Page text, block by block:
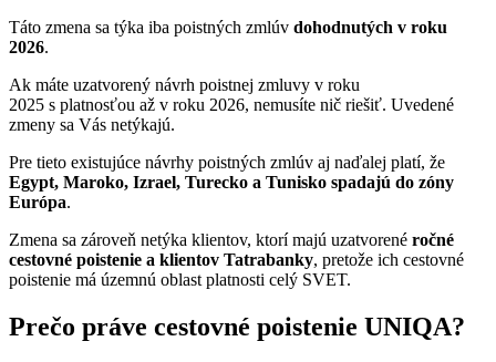
Táto zmena sa týka iba poistných zmlúv dohodnutých v roku
2026.
Ak máte uzatvorený návrh poistnej zmluvy v roku
2025 s platnosťou až v roku 2026, nemusíte nič riešiť. Uvedené
zmeny sa Vás netýkajú.
Pre tieto existujúce návrhy poistných zmlúv aj naďalej platí, že
Egypt, Maroko, Izrael, Turecko a Tunisko spadajú do zóny
Európa.
Zmena sa zároveň netýka klientov, ktorí majú uzatvorené ročné
cestovné poistenie a klientov Tatrabanky, pretože ich cestovné
poistenie má územnú oblast platnosti celý SVET.
Prečo práve cestovné poistenie UNIQA?